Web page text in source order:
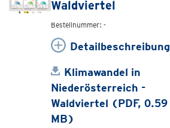
Waldviertel
Bestellnummer: -
Detailbeschreibung
Klimawandel in
Niederösterreich -
Waldviertel (PDF, 0.59
MB)